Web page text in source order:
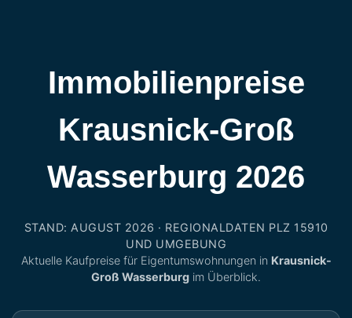
Immobilienpreise
Krausnick-Groß
Wasserburg 2026
STAND: AUGUST 2026 · REGIONALDATEN PLZ 15910
UND UMGEBUNG
Aktuelle Kaufpreise für Eigentumswohnungen in Krausnick-
Groß Wasserburg im Überblick.